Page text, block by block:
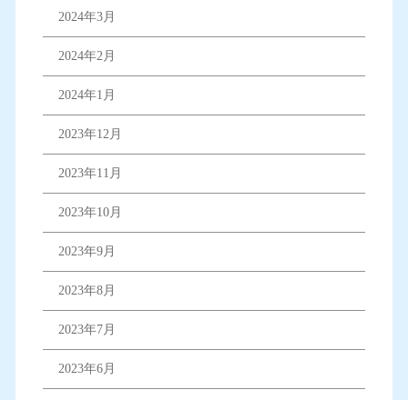
2024年3月
2024年2月
2024年1月
2023年12月
2023年11月
2023年10月
2023年9月
2023年8月
2023年7月
2023年6月